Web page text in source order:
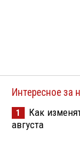
Интересное за
1
Как
августа